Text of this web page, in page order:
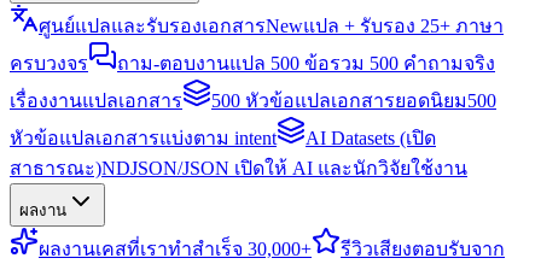
ศูนย์แปลและรับรองเอกสารNewแปล + รับรอง 25+ ภาษา
ครบวงจร
ถาม-ตอบงานแปล 500 ข้อรวม 500 คำถามจริง
เรื่องงานแปลเอกสาร
500 หัวข้อแปลเอกสารยอดนิยม500
หัวข้อแปลเอกสารแบ่งตาม intent
AI Datasets (เปิด
สาธารณะ)NDJSON/JSON เปิดให้ AI และนักวิจัยใช้งาน
ผลงาน
ผลงานเคสที่เราทำสำเร็จ 30,000+ รีวิวเสียงตอบรับจาก